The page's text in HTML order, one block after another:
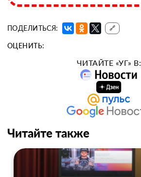
ПОДЕЛИТЬСЯ: 🔗
ОЦЕНИТЬ:
ЧИТАЙТЕ «УГ» В:
Читайте также